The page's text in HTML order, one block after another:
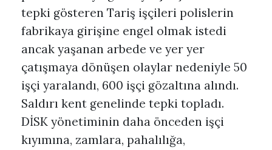
tepki gösteren Tariş işçileri polislerin
fabrikaya girişine engel olmak istedi
ancak yaşanan arbede ve yer yer
çatışmaya dönüşen olaylar nedeniyle 50
işçi yaralandı, 600 işçi gözaltına alındı.
Saldırı kent genelinde tepki topladı.
DİSK yönetiminin daha önceden işçi
kıyımına, zamlara, pahalılığa,